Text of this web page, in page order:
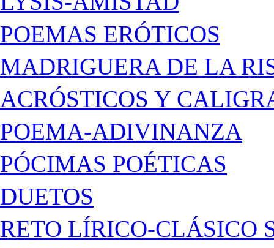
POEMAS ERÓTICOS
MADRIGUERA DE LA
ACRÓSTICOS Y
POEMA-ADIVINANZA
PÓCIMAS POÉTICAS
DUETOS
RETO LÍRICO-CLÁSICO